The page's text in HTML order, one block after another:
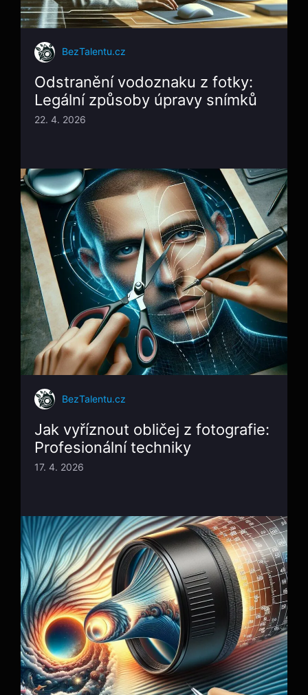
BezTalentu.cz
Odstranění vodoznaku z fotky:
Legální způsoby úpravy snímků
22. 4. 2026
BezTalentu.cz
Jak vyříznout obličej z fotografie:
Profesionální techniky
17. 4. 2026